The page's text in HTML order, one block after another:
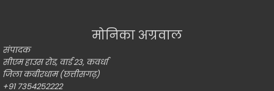
मोनिका अग्रवाल
संपादक
सीएम हाउस रोड, वार्ड 23, कवर्धा
जिला कबीरधाम (छत्तीसगढ़)
+91 7354252222